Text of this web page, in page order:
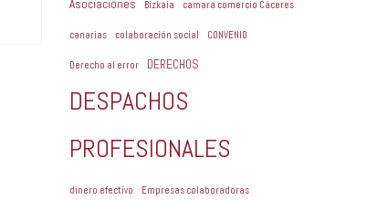
Asociaciones Bizkaia camara comercio Cáceres
canarias colaboración social CONVENIO
Derecho al error DERECHOS
DESPACHOS
PROFESIONALES
dinero efectivo Empresas colaboradoras